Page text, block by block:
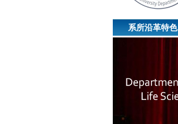
系所沿革特色